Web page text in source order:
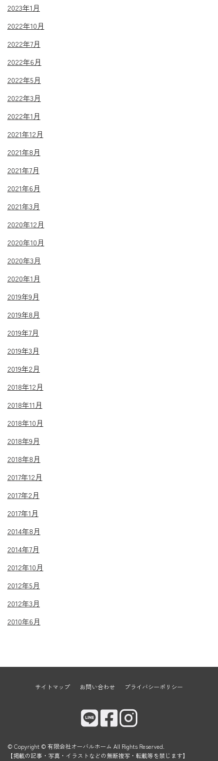
2023年1月
2022年10月
2022年7月
2022年6月
2022年5月
2022年3月
2022年1月
2021年12月
2021年8月
2021年7月
2021年6月
2021年3月
2020年12月
2020年10月
2020年3月
2020年1月
2019年9月
2019年8月
2019年7月
2019年3月
2019年2月
2018年12月
2018年11月
2018年10月
2018年9月
2018年8月
2017年12月
2017年2月
2017年1月
2014年8月
2014年7月
2012年10月
2012年5月
2012年3月
2010年6月
サイトマップ お問い合わせ プライバシーポリシー
© Copyright © 有限会社オーバルホーム All Rights Reserved.
【掲載の記事・写真・イラストなどの無断複写・転載等を禁じます】